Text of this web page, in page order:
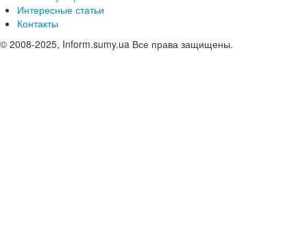
Интересные статьи
Контакты
© 2008-2025, Inform.sumy.ua Все права защищены.